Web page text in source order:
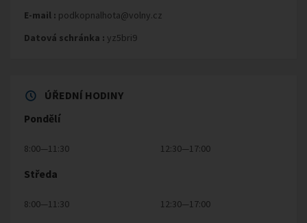
E-mail : podkopnalhota@volny.cz
Datová schránka : yz5bri9
ÚŘEDNÍ HODINY
Pondělí
8:00—11:30 12:30—17:00
Středa
8:00—11:30 12:30—17:00